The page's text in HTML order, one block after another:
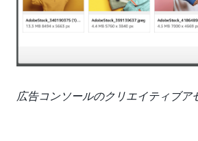
広告コンソールのクリエイティブア